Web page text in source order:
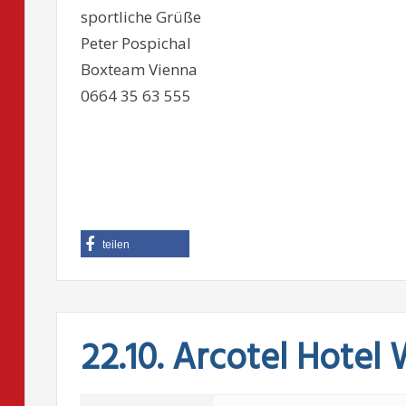
sportliche Grüße
Peter Pospichal
Boxteam Vienna
0664 35 63 555
teilen
22.10. Arcotel Hotel